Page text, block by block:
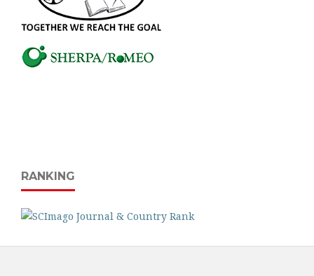
RANKING